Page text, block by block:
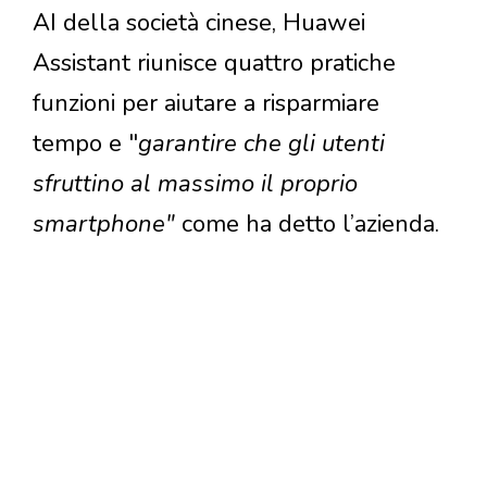
AI della società cinese, Huawei
Assistant riunisce quattro pratiche
funzioni per aiutare a risparmiare
tempo e "garantire che gli utenti
sfruttino al massimo il proprio
smartphone" come ha detto l’azienda.